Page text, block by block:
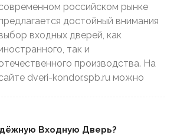
российском рынке
достойный внимания
входных дверей, как
так и
производства. На
dveri-kondor.spb.ru можно
Входную Дверь?